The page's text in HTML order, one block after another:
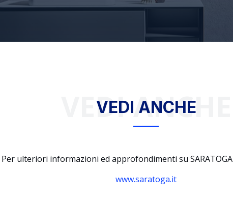
VEDI ANCHE
VEDI ANCHE
Per ulteriori informazioni ed approfondimenti su
www.saratoga.it